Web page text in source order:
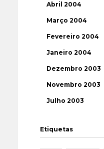
Abril 2004
Março 2004
Fevereiro 2004
Janeiro 2004
Dezembro 2003
Novembro 2003
Julho 2003
Etiquetas